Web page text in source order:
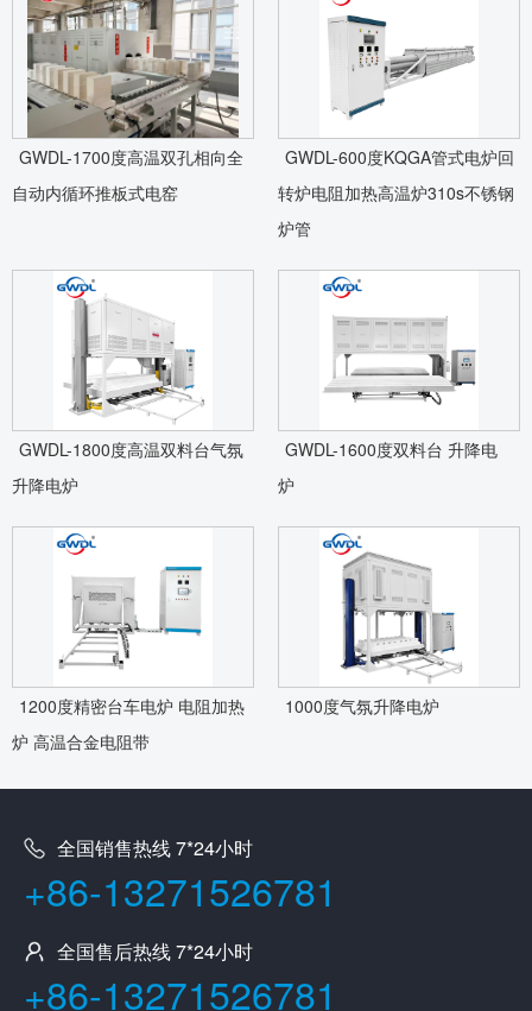
GWDL-1700度高温双孔相向全
自动内循环推板式电窑
GWDL-600度KQGA管式电炉回
转炉电阻加热高温炉310s不锈钢
炉管
GWDL-1800度高温双料台气氛
升降电炉
GWDL-1600度双料台 升降电
炉
1200度精密台车电炉 电阻加热
炉 高温合金电阻带
1000度气氛升降电炉
全国销售热线 7*24小时
+86-13271526781
全国售后热线 7*24小时
+86-13271526781